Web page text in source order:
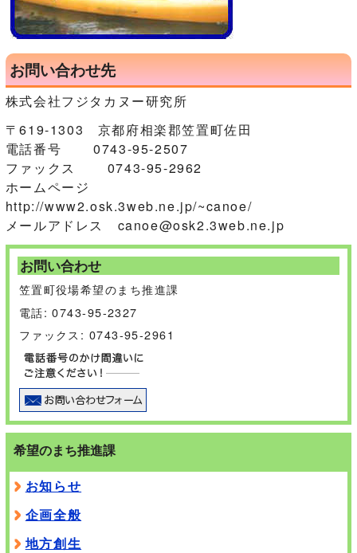
お問い合わせ先
株式会社フジタカヌー研究所
〒619-1303 京都府相楽郡笠置町佐田
電話番号 0743-95-2507
ファックス 0743-95-2962
ホームページ
http://www2.osk.3web.ne.jp/~canoe/
メールアドレス canoe@osk2.3web.ne.jp
お問い合わせ
笠置町役場希望のまち推進課
電話: 0743-95-2327
ファックス: 0743-95-2961
希望のまち推進課
お知らせ
企画全般
地方創生